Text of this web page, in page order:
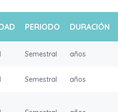
PERIODO DURACIÓN
Semestral años
Semestral años